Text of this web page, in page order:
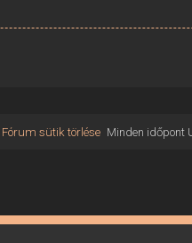
Minden időpont
Fórum sütik törlése